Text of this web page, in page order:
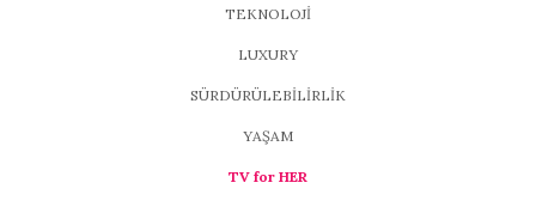
TEKNOLOJİ
LUXURY
SÜRDÜRÜLEBİLİRLİK
YAŞAM
TV for HER